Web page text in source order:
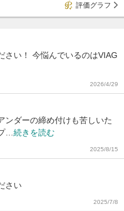
評価グラフ
さい！ 今悩んでいるのはVIAG
2026/4/29
ンダーの締め付けも苦しいた
… 続きを読む
2025/8/15
さい
2025/7/8